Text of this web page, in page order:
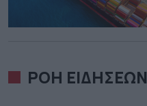
ΡΟΗ ΕΙΔΗΣΕΩΝ